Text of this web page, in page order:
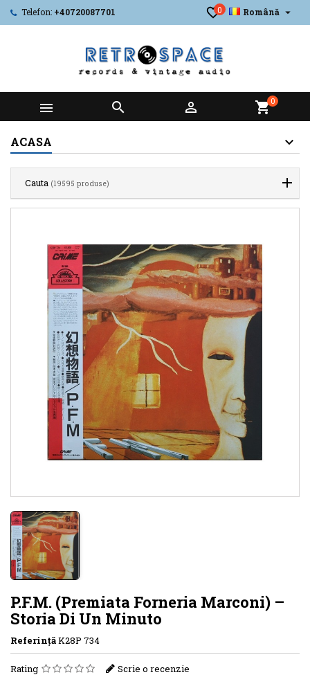
Telefon: +40720087701 Română 
0
   shopping_cart0
ACASA
Cauta (19595 produse)
P.F.M. (Premiata Forneria Marconi) –
Storia Di Un Minuto
ReferinţăK28P 734
Rating Scrie o recenzie